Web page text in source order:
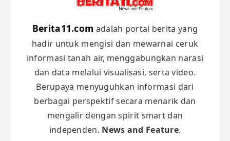
Berita11.com adalah portal berita yang
hadir untuk mengisi dan mewarnai ceruk
informasi tanah air, menggabungkan narasi
dan data melalui visualisasi, serta video.
Berupaya menyuguhkan informasi dari
berbagai perspektif secara menarik dan
mengalir dengan spirit smart dan
independen. News and Feature.